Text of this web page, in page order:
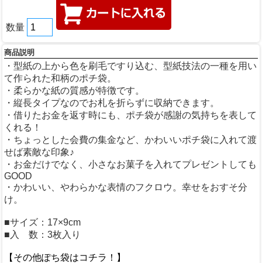
数量
商品説明
・型紙の上から色を刷毛ですり込む、型紙技法の一種を用い
て作られた和柄のポチ袋。
・柔らかな紙の質感が特徴です。
・縦長タイプなのでお札を折らずに収納できます。
・借りたお金を返す時にも、ポチ袋が感謝の気持ちを表して
くれる！
・ちょっとした会費の集金など、かわいいポチ袋に入れて渡
せば素敵な印象♪
・お金だけでなく、小さなお菓子を入れてプレゼントしても
GOOD
・かわいい、やわらかな表情のフクロウ。幸せをおすそ分
け。
■サイズ：17×9cm
■入 数：3枚入り
【その他ぽち袋はコチラ！】